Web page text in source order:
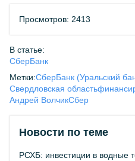
Просмотров: 2413
В статье:
СберБанк
Метки:СберБанк (Уральский
Свердловская область
Андрей ВолчикСбер
Новости по теме
РСХБ: инвестиции в водные